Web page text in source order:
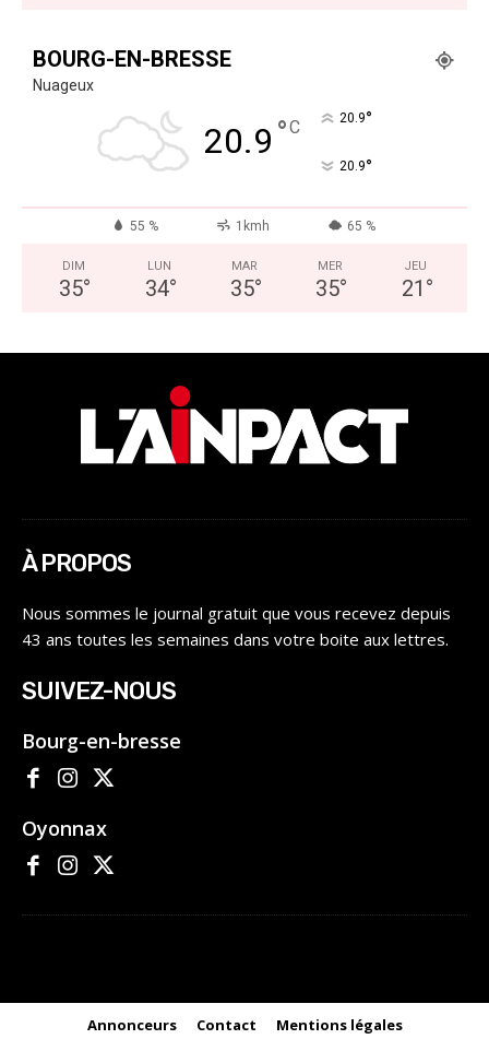
BOURG-EN-BRESSE
Nuageux
20.9 °C 20.9°
20.9°
55 % 1kmh 65 %
DIM
35°
LUN
34°
MAR
35°
MER
35°
JEU
21 °
À PROPOS
Nous sommes le journal gratuit que vous recevez depuis
43 ans toutes les semaines dans votre boite aux lettres.
SUIVEZ-NOUS
Bourg-en-bresse
Oyonnax
Annonceurs Contact Mentions légales